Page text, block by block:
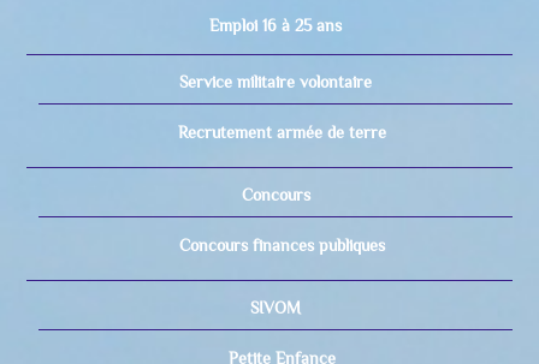
Emploi 16 à 25 ans
Service militaire volontaire
Recrutement armée de terre
Concours
Concours finances publiques
SIVOM
Petite Enfance